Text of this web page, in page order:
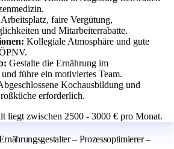
faire Vergütung,
und Mitarbeiterrabatte.
Kollegiale Atmosphäre und gute
Gestalte die Ernährung im
führe ein motiviertes Team.
Kochausbildung und
erforderlich.
liegt zwischen 2500 - 3000 € pro Monat.
– Prozessoptimierer –